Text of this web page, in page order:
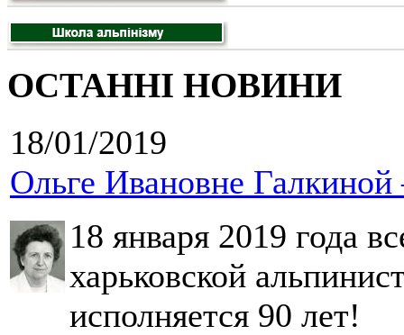
ОСТАННІ НОВИНИ
18/01/2019
Ольге Ивановне Галкиной
18 января 2019 года
харьковской
исполняется 90 лет!